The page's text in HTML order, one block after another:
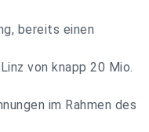
bereits einen
von knapp 20 Mio.
im Rahmen des